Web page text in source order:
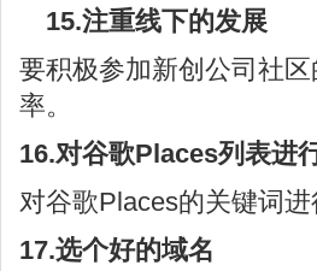
15.注重线下的发展
要积极参加新创公司社
率。
16.对谷歌Places列表进
对谷歌Places的关键词
17.选个好的域名